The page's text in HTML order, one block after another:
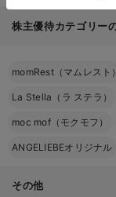
株主優待カテゴリー
momRest（マムレスト）
La Stella（ラ ステラ）
moc mof（モクモフ）
ANGELIEBEオリジナル
その他